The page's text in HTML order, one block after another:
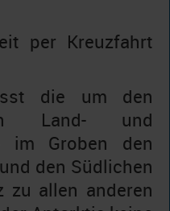
per Kreuzfahrt
die um den
Land- und
im Groben den
den Südlichen
zu allen anderen